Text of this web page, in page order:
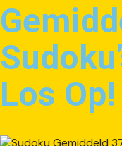
Los Op!